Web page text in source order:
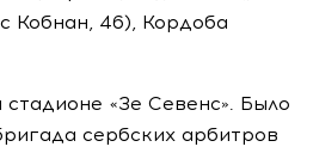
Кобнан, 46), Кордоба
стадионе «Зе Севенс». Было
сербских арбитров